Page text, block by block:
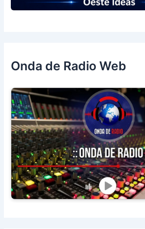
Onda de Radio Web